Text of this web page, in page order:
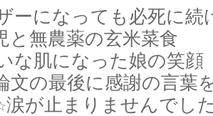
ーになっても必死に続
無農薬の玄米菜食
な肌になった娘の笑顔
文の最後に感謝の言葉
涙が止まりませんでし